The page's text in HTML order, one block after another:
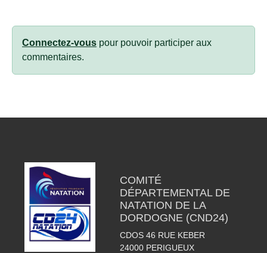
Connectez-vous pour pouvoir participer aux
commentaires.
COMITÉ
DÉPARTEMENTAL DE
NATATION DE LA
DORDOGNE (CND24)
CDOS 46 RUE KEBER
24000 PERIGUEUX